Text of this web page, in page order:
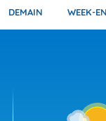
Wallis et Futuna
Grand froid
DEMAIN WEEK-